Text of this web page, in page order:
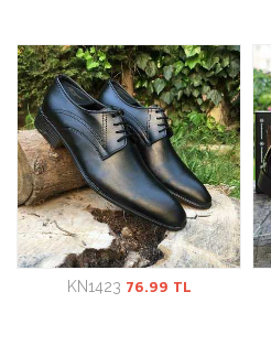
KN1423 76.99 TL